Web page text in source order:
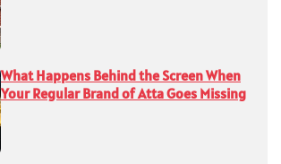
What Happens Behind the Screen When
Your Regular Brand of Atta Goes Missing